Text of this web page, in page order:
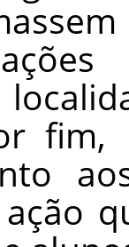
fim,
ação